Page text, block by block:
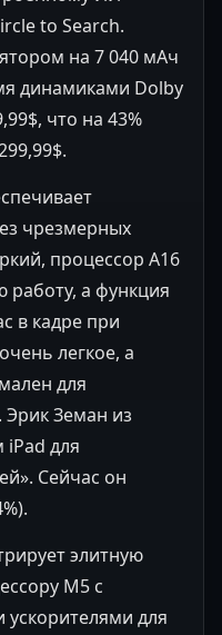
to Search.
на 7 040 мАч
динамиками Dolby
что на 43%
чрезмерных
процессор A16
работу, а функция
в кадре при
легкое, а
для
Земан из
iPad для
Сейчас он
элитную
M5 с
для